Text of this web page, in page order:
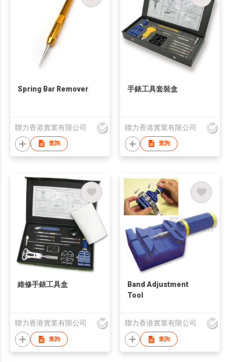
Spring Bar Remover
聯力香港實業有限公司
查詢
手錶工具套裝盒
聯力香港實業有限公司
查詢
維修手錶工具盒
聯力香港實業有限公司
查詢
Band Adjustment
Tool
聯力香港實業有限公司
查詢